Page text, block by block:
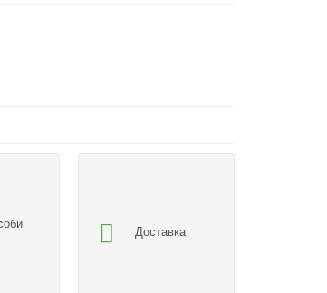
Доставка